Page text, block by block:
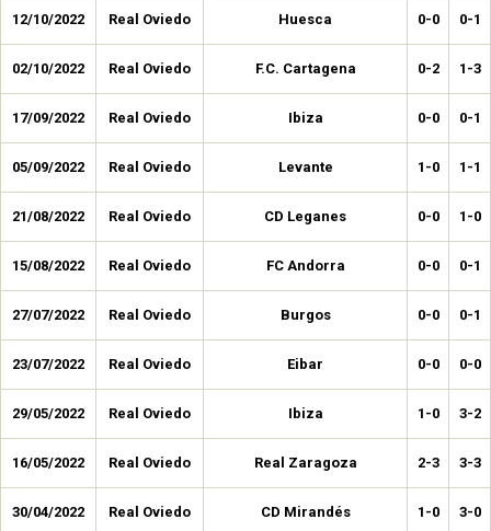
12/10/2022 Real Oviedo Huesca 0-0 0-1
02/10/2022 Real Oviedo F.C. Cartagena 0-2 1-3
17/09/2022 Real Oviedo Ibiza 0-0 0-1
05/09/2022 Real Oviedo Levante 1-0 1-1
21/08/2022 Real Oviedo CD Leganes 0-0 1-0
15/08/2022 Real Oviedo FC Andorra 0-0 0-1
27/07/2022 Real Oviedo Burgos 0-0 0-1
23/07/2022 Real Oviedo Eibar 0-0 0-0
29/05/2022 Real Oviedo Ibiza 1-0 3-2
16/05/2022 Real Oviedo Real Zaragoza 2-3 3-3
30/04/2022 Real Oviedo CD Mirandés 1-0 3-0